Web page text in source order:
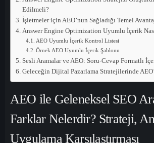
Edilmeli?
İşletmeler için AEO’nun Sağladığı Temel
Answer Engine Optimization Uyumlu İçerik
AEO Uyumlu İçerik Kontrol Listesi
Örnek AEO Uyumlu İçerik Şablonu
Sesli Aramalar ve AEO: Soru-Cevap Formatlı
Geleceğin Dijital Pazarlama Stratejilerinde
AEO ile Geleneksel SEO
Farklar Nelerdir? Strateji,
Uygulama Karşılaştırması